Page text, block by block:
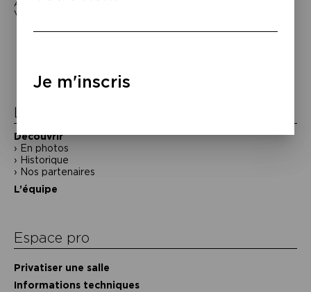
Avec le soutien de l’Onde/Théâtre-centre d’art de Vélizy-
Villacoublay
Navigation
l’article
La Maison de la Poésie
Découvrir
En photos
Historique
Nos partenaires
L’équipe
Espace pro
Privatiser une salle
Informations techniques
Je m'inscris